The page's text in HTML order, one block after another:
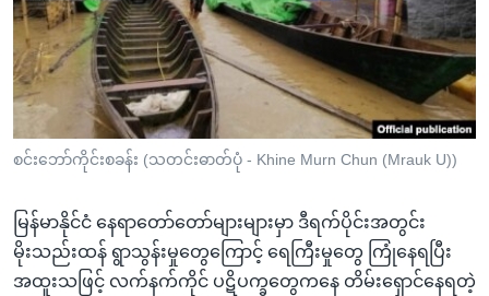
အ
ညွန်း
စာမျက်နှာ
သို့
ကျော်
ကြည့်
ရှာဖွေ
ရန်
နေရာ
သုတပဒေသာ အင်္ဂလိပ်စာ
Learning English
ဗွီအိုအေ လူမှုကွန်ယက်များ
ဘာသာစကားများ
စင်းဘော်ကိုင်းစခန်း (သတင်းဓာတ်ပုံ - Khine Murn Chun (Mrauk U))
မြန်မာနိုင်ငံ နေရာတော်တော်များများမှာ ဒီရက်ပိုင်းအတွင်း
မိုးသည်းထန် ရွာသွန်းမှုတွေကြောင့် ရေကြီးမှုတွေ ကြုံနေရပြီး
အထူးသဖြင့် လက်နက်ကိုင် ပဋိပက္ခတွေကနေ တိမ်းရှောင်နေရတဲ့